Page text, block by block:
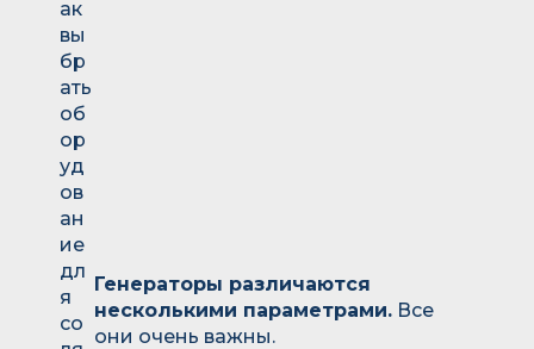
Генераторы различаются
несколькими параметрами. Все
они очень важны.